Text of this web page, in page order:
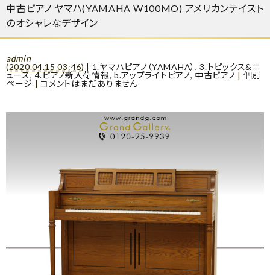
中古ピアノ ヤマハ(YAMAHA W100MO) アメリカンテイスト
のオシャレなデザイン
admin
(2020.04.15 03:46) | 1.ヤマハピアノ（YAMAHA） ,3.トピックス&ニ
ュース,4.ピアノ新入荷情報, b.アップライトピアノ, 中古ピアノ | 個別
ページ |コメントはまだありません